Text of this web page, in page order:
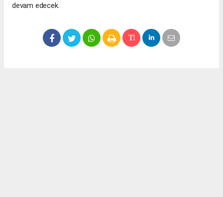
devam edecek.